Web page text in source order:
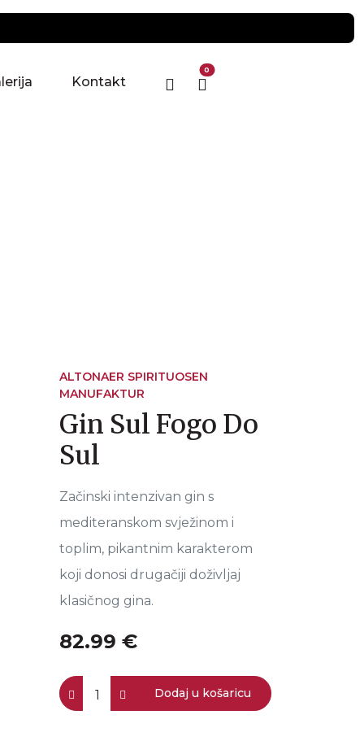
Kontakt
0
ALTONAER SPIRITUOSEN
MANUFAKTUR
Gin Sul Fogo Do
Sul
Začinski intenzivan gin s
mediteranskom svježinom i
toplim, pikantnim karakterom
koji donosi drugačiji doživljaj
klasičnog gina.
82.99 €
Dodaj u košaricu